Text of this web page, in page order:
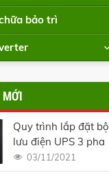
bảo trì
Quy trình lắp đặt bộ
lưu điện UPS 3 pha
03/11/2021